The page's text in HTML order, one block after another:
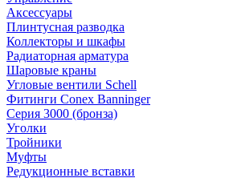
Аксессуары
Плинтусная разводка
Коллекторы и шкафы
Радиаторная арматура
Шаровые краны
Угловые вентили Schell
Фитинги Conex Banninger
Серия 3000 (бронза)
Уголки
Тройники
Муфты
Редукционные вставки